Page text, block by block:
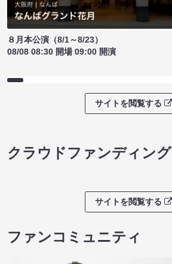
８月本公演（8/1～8/23）
08/08 08:30 開場 09:00 開演
サイトを閲覧する
クラウドファンディング
サイトを閲覧する
ファンコミュニティ